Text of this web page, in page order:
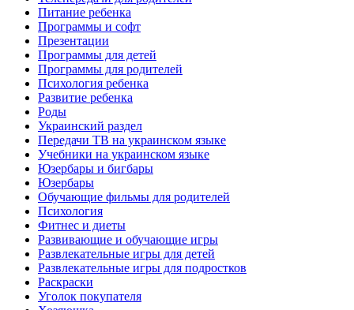
Питание ребенка
Программы и софт
Презентации
Программы для детей
Программы для родителей
Психология ребенка
Развитие ребенка
Роды
Украинский раздел
Передачи ТВ на украинском языке
Учебники на украинском языке
Юзербары и бигбары
Юзербары
Обучающие фильмы для родителей
Психология
Фитнес и диеты
Развивающие и обучающие игры
Развлекательные игры для детей
Развлекательные игры для подростков
Раскраски
Уголок покупателя